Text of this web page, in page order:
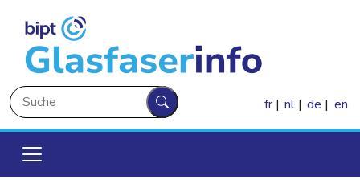
Suche
Suche
fr nl de en